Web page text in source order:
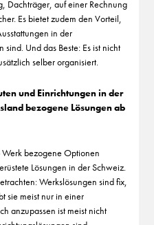
Dachträger, auf einer Rechnung
Es bietet zudem den Vorteil,
in der
Und das Beste: Es ist nicht
selber organisiert.
und Einrichtungen in der
bezogene Lösungen ab
bezogene Optionen
Lösungen in der Schweiz.
Werkslösungen sind fix,
sie meist nur in einer
anzupassen ist meist nicht